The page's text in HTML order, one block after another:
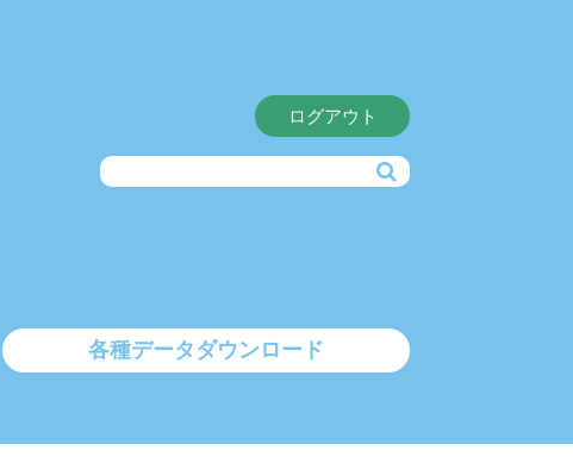
ログアウト
各種データダウンロード